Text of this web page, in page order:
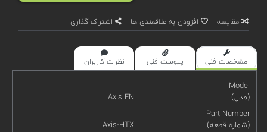
مقایسه افزودن به علاقمندی ها اشتراک گذاری
مشخصات فنی پیوست فنی نظرات کاربران
Model
(مدل)
Axis EN
Part Number
(شماره قطعه)
Axis-HTX